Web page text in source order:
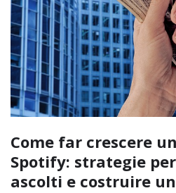
Come far crescere
Spotify: strategie
ascolti e costruire